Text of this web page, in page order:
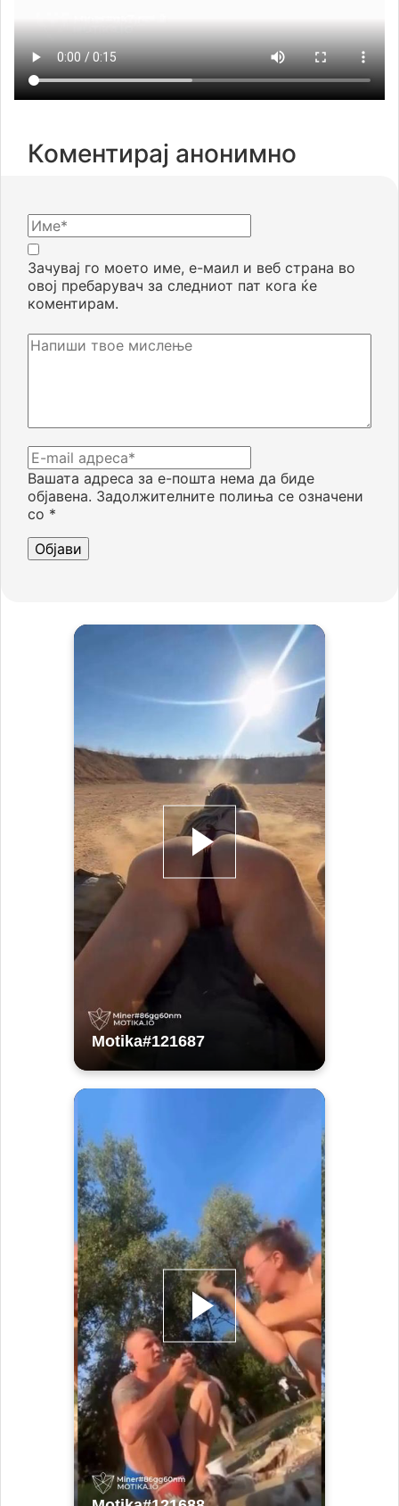
Коментирај анонимно
Вашата адреса за е-пошта нема да биде
објавена. Задолжителните полиња се означени
со *
Зачувај го моето име, е-маил и веб страна во
овој пребарувач за следниот пат кога ќе
коментирам.